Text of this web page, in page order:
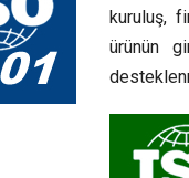
kuruluş,
ürünün